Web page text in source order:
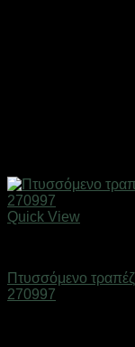
Quick View
Πτυσσόμενο
270997